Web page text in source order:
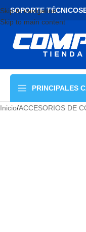
Skip to navigation
Skip to main content
SOPORTE TÉCNICO
PRINCIPALES
Inicio/ACCESORIOS DE